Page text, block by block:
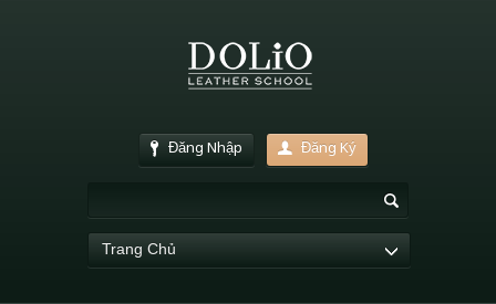
Đăng Nhập Đăng Ký
Trang Chủ